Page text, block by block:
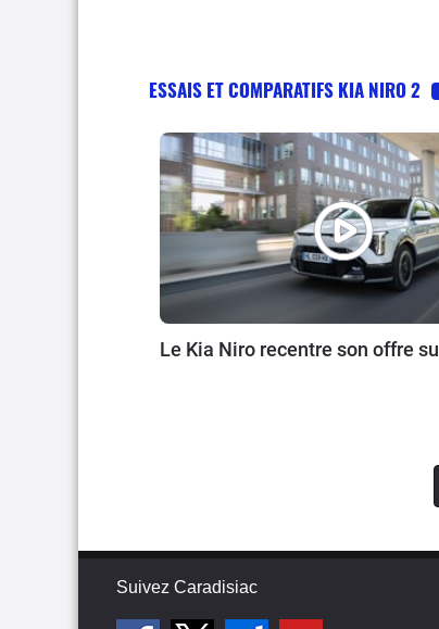
ESSAIS ET COMPARATIFS KIA NIRO 2
Le Kia Niro recentre son offre
Suivez Caradisiac